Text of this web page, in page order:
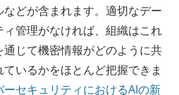
などが含まれます。適切なデー
ィ管理がなければ、組織はこれ
通じて機密情報がどのように共
いるかをほとんど把握できま
ーセキュリティにおけるAIの新